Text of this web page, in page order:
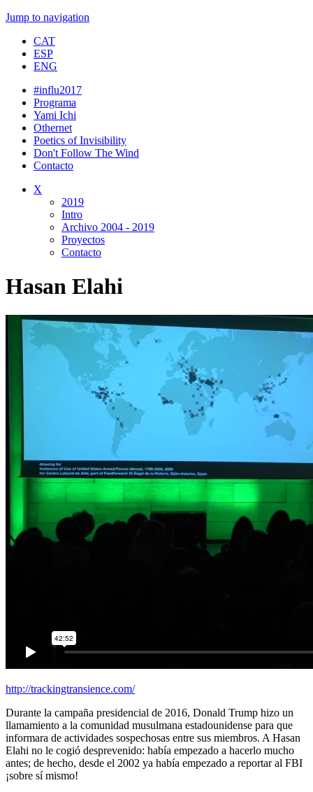
Jump to navigation
CAT
ESP
ENG
#influ2017
Programa
Yami Ichi
Othernet
Poetics of Invisibility
Don't Follow The Wind
Contacto
X
2019
Intro
Archivo 2004 - 2019
Proyectos
Contacto
Hasan Elahi
http://trackingtransience.com/
Durante la campaña presidencial de 2016, Donald Trump hizo un
llamamiento a la comunidad musulmana estadounidense para que
informara de actividades sospechosas entre sus miembros. A Hasan
Elahi no le cogió desprevenido: había empezado a hacerlo mucho
antes; de hecho, desde el 2002 ya había empezado a reportar al FBI
¡sobre sí mismo!